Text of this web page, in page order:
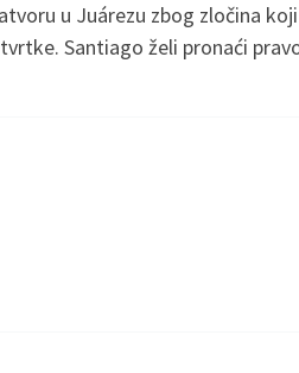
u Juárezu zbog zločina
Santiago želi pronaći